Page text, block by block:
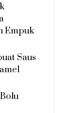
Empuk
Saus